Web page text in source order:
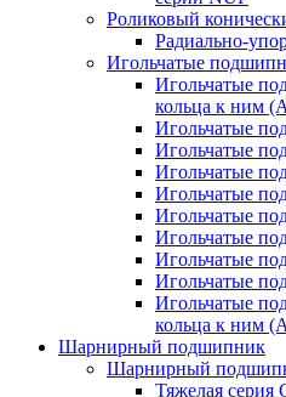
Роликовый
Радиально-
Игольчатые
Игольчатые
кольца к ним
Игольчатые
Игольчатые
Игольчатые
Игольчатые
Игольчатые
Игольчатые
Игольчатые
Игольчатые
Игольчатые
кольца к ним
Шарнирный подшипник
Шарнирный
Тяжелая серия